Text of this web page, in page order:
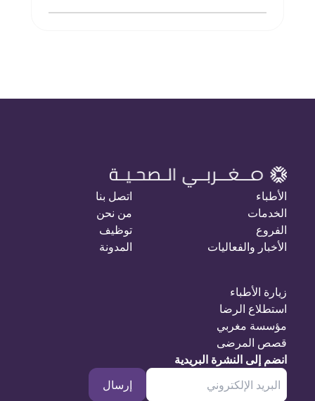
الأطباء
الخدمات
الفروع
الأخبار والفعاليات
اتصل بنا
من نحن
توظيف
المدونة
زيارة الأطباء
استطلاع الرضا
مؤسسة مغربي
قصص المرضى
انضم إلى النشرة البريدية
إرسال